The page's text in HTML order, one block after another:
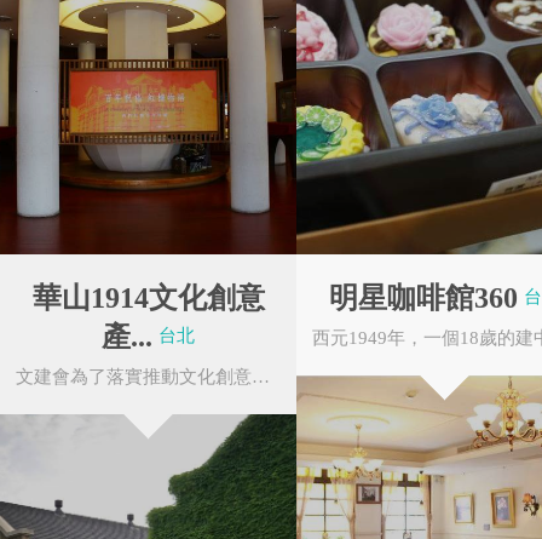
金門民宿旅遊發展
協會
台北市重南書街促
華山1914文化創意
產... 台北
文建會為了落實推動文化創意產業發展的既定政策，創造文化創意之高附加價值，將華山文創園區...
明星咖啡館360